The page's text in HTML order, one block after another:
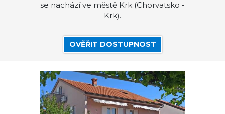
se nachází ve městě Krk (Chorvatsko -
Krk).
OVĚŘIT DOSTUPNOST